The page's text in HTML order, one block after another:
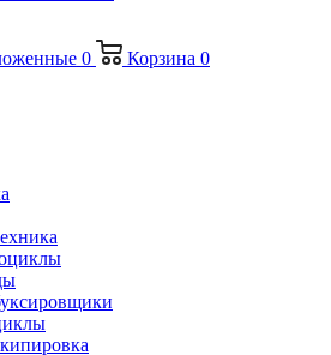
0 Корзина 0